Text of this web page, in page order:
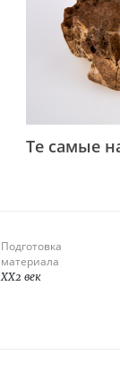
Те самые
Подготовка
материала
XX2 век